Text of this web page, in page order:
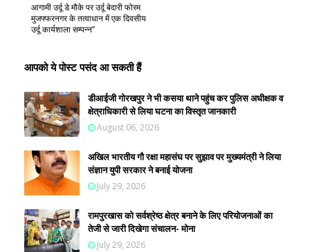
आगामी उर्दू डे मौके पर उर्दू बेदारी फोरम
मुजफ्फरनगर के तत्वाधान में एक दिवसीय
उर्दू कार्यशाला सम्पन्न”
आपको ये पोस्ट पसंद आ सकती हैं
डीआईजी गोरखपुर ने भी कसया थाने पहुंच कर पुलिस अधीक्षक व
क्षेत्राधिकारी से लिया घटना का विस्तृत जानकारी
August 06, 2026
अखिल भारतीय गौ रक्षा महासंघ पर सुझाव पर मुख्यमंत्री ने लिया
संज्ञान युपी सरकार ने बनाई योजना
July 29, 2026
रामपुरखास को सर्वश्रेष्ठ क्षेत्र बनाने के लिए परियोजनाओं का
तेजी से जारी दिखेगा संचालन- मोना
July 29, 2026